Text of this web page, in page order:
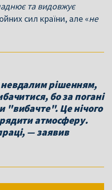
та видовжує
сил країни, але «не
рішенням,
бо за погані
"вибачте". Це нічого
атмосферу.
— заявив